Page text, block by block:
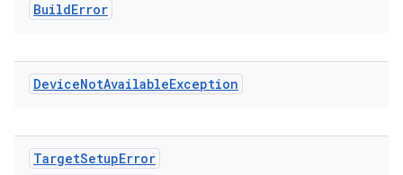
BuildError
DeviceNotAvailableException
TargetSetupError